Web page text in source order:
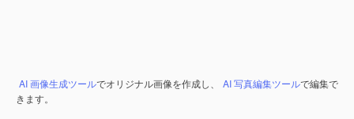
AI 画像生成ツールでオリジナル画像を作成し、 AI 写真編集ツールで編集で
きます。